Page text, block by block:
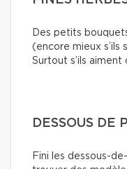
Des petits
(encore mieux
Surtout s’ils aiment
DESSOUS DE
Fini les dessous-